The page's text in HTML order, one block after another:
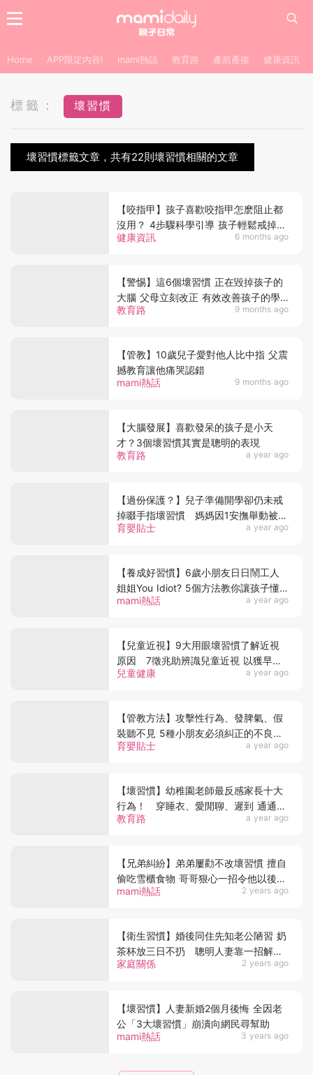
Home APP限定內容! mami熱話 教育路 產前產後 健康資訊
標籤： 壞習慣
壞習慣標籤文章，共有22則壞習慣相關的文章
健康資訊 6 months ago
【咬指甲】孩子喜歡咬指甲怎麽阻止都
沒用？ 4步驟科學引導 孩子輕鬆戒掉壞
習慣
教育路 9 months ago
【警惕】這6個壞習慣 正在毀掉孩子的
大腦 父母立刻改正 有效改善孩子的學
習表現
mami熱話 9 months ago
【管教】10歲兒子愛對他人比中指 父震
撼教育讓他痛哭認錯
教育路 a year ago
【大腦發展】喜歡發呆的孩子是小天
才？3個壞習慣其實是聰明的表現
育嬰貼士 a year ago
【過份保護？】兒子準備開學卻仍未戒
掉啜手指壞習慣 媽媽因1安撫舉動被學
校勸退
mami熱話 a year ago
【養成好習慣】6歲小朋友日日鬧工人
姐姐You Idiot? 5個方法教你讓孩子懂
得尊重別人
兒童健康 a year ago
【兒童近視】9大用眼壞習慣了解近視
原因 7徵兆助辨識兒童近視 以獲早期
治療
育嬰貼士 a year ago
【管教方法】攻擊性行為、發脾氣、假
裝聽不見 5種小朋友必須糾正的不良行
為
教育路 a year ago
【壞習慣】幼稚園老師最反感家長十大
行為！ 穿睡衣、愛閒聊、遲到 通通上
榜
mami熱話 2 years ago
【兄弟糾紛】弟弟屢勸不改壞習慣 擅自
偷吃雪櫃食物 哥哥狠心一招令他以後不
敢再犯
家庭關係 2 years ago
【衛生習慣】婚後同住先知老公陋習 奶
茶杯放三日不扔 聰明人妻靠一招解決
獲讚馭夫有術！
mami熱話 3 years ago
【壞習慣】人妻新婚2個月後悔 全因老
公「3大壞習慣」崩潰向網民尋幫助